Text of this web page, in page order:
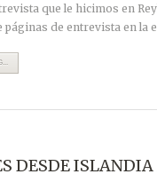
que le hicimos en
páginas de entrevista en la
DESDE ISLANDIA